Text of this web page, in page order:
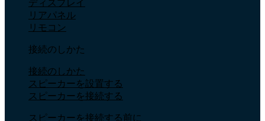
ディスプレイ
リアパネル
リモコン
接続のしかた
接続のしかた
スピーカーを設置する
スピーカーを接続する
スピーカーを接続する前に